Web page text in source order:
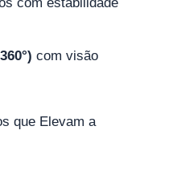
com visão
que Elevam a